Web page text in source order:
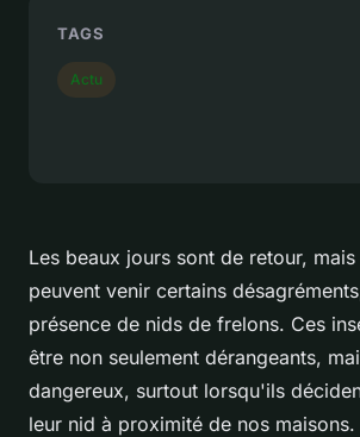
Les beaux jours sont de retour,
peuvent venir certains
présence de nids de frelons. Ces
être non seulement dérangeants,
dangereux, surtout lorsqu'ils
leur nid à proximité de nos
TAGS
Actu